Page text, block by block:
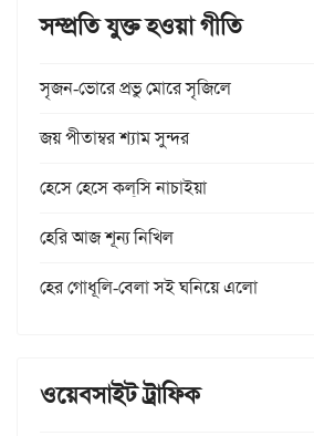
সম্প্রতি যুক্ত হওয়া গীতি
সৃজন-ভোরে প্রভু মোরে সৃজিলে
জয় পীতাম্বর শ্যাম সুন্দর
হেসে হেসে কল্‌সি নাচাইয়া
হেরি আজ শূন্য নিখিল
হের গোধূলি-বেলা সই ঘনিয়ে এলো
ওয়েবসাইট ট্রাফিক